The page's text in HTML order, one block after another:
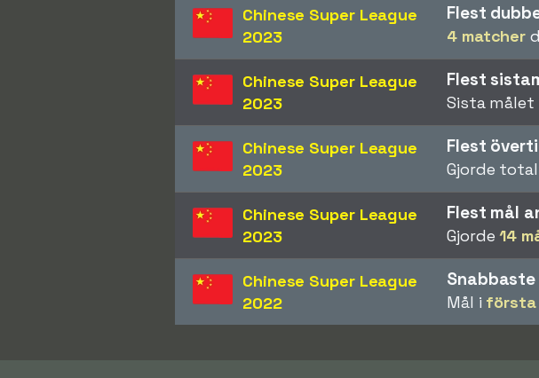
Chinese Super League
2023
Flest
4 matcher
Chinese Super League
2023
Flest
Sista målet
Chinese Super League
2023
Flest
Gjorde
Chinese Super League
2023
Flest mål
Gjorde14
Chinese Super League
2022
Mål i första